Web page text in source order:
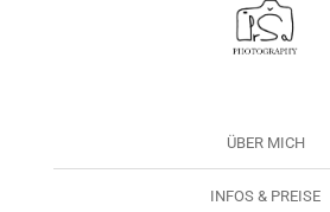
ÜBER MICH
INFOS & PREISE